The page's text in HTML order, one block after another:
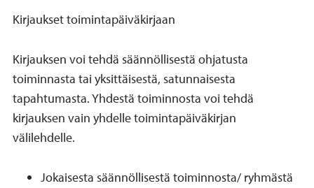
Kirjaukset toimintapäiväkirjaan
Kirjauksen voi tehdä säännöllisestä ohjatusta
toiminnasta tai yksittäisestä, satunnaisesta
tapahtumasta. Yhdestä toiminnosta voi tehdä
kirjauksen vain yhdelle toimintapäiväkirjan
välilehdelle.
Jokaisesta säännöllisestä toiminnosta/ ryhmästä